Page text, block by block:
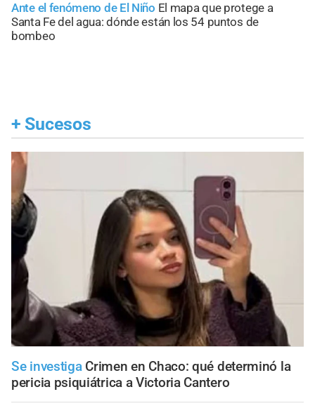
Ante el fenómeno de El Niño El mapa que protege a
Santa Fe del agua: dónde están los 54 puntos de
bombeo
+ Sucesos
Se investiga Crimen en Chaco: qué determinó la
pericia psiquiátrica a Victoria Cantero